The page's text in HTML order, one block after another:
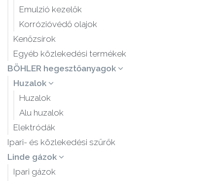
Emulzió kezelők
Korrózióvédő olajok
Kenőzsírok
Egyéb közlekedési termékek
BÖHLER hegesztőanyagok
Huzalok
Huzalok
Alu huzalok
Elektródák
Ipari- és közlekedési szűrők
Linde gázok
Ipari gázok